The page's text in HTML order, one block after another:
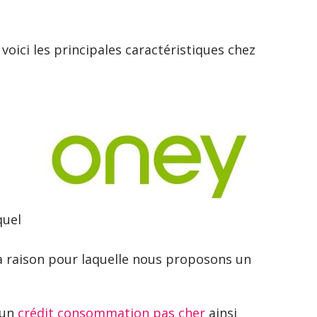
les principales caractéristiques chez
pour laquelle nous proposons un
crédit consommation pas cher ainsi